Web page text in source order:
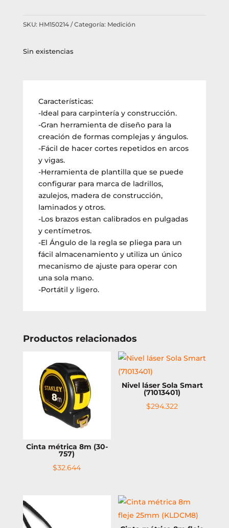
SKU: HM150214 Categoría: Medición
Sin existencias
Características:
-Ideal para carpintería y construcción.
-Gran herramienta de diseño para la
creación de formas complejas y ángulos.
-Fácil de hacer cortes repetidos en arcos
y vigas.
-Herramienta de plantilla que se puede
configurar para marca de ladrillos,
azulejos, madera de construcción,
laminados y otros.
-Los brazos estan calibrados en pulgadas
y centímetros.
-El Ángulo de la regla se pliega para un
fácil almacenamiento y utiliza un único
mecanismo de ajuste para operar con
una sola mano.
-Portátil y ligero.
Productos relacionados
Cinta métrica 8m (30-
757)
$32.644
Nivel láser Sola Smart
(71013401)
$294.322